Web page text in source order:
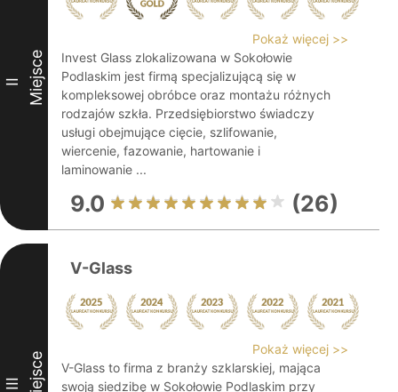
II Miejsce
Pokaż więcej >>
Invest Glass zlokalizowana w Sokołowie
Podlaskim jest firmą specjalizującą się w
kompleksowej obróbce oraz montażu różnych
rodzajów szkła. Przedsiębiorstwo świadczy
usługi obejmujące cięcie, szlifowanie,
wiercenie, fazowanie, hartowanie i
laminowanie ...
9.0 (26)
III Miejsce
V-Glass
Pokaż więcej >>
V-Glass to firma z branży szklarskiej, mająca
swoją siedzibę w Sokołowie Podlaskim przy